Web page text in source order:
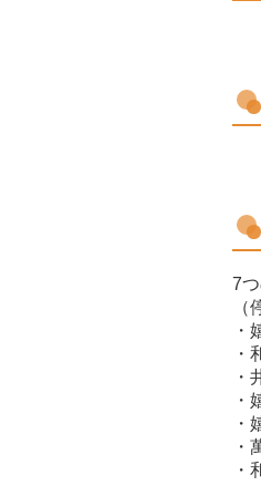
7
（
・
・
・
・
・
・
・